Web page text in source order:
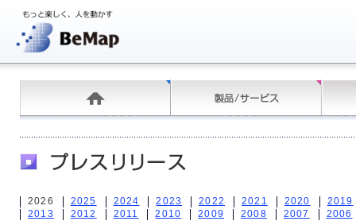
2026 2025 2024 2023 2022 2021 2020
2019
2013
2012 2011 2010 2009 2008 2007 2006